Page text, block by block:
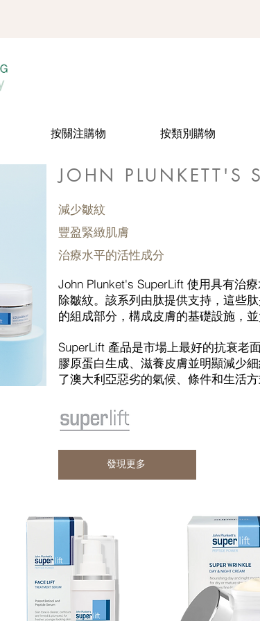
按關注購物 按類別購物
JOHN PLUNKETT'S
減少皺紋
豐盈緊緻肌膚
治療水平的活性成分
John Plunket's SuperLift 使用具有治
除皺紋。該系列由肽提供支持，這些
的組成部分，構成皮膚的基礎設施，
SuperLift 產品是市場上最好的抗衰老
膠原蛋白生成、滋養皮膚並明顯減少
了澳大利亞惡劣的氣候、條件和生活方
發現更多